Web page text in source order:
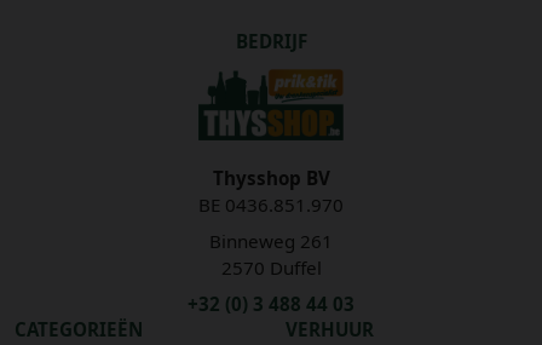
BEDRIJF
Thysshop BV
BE 0436.851.970
Binneweg 261
2570 Duffel
+32 (0) 3 488 44 03
CATEGORIEËN
VERHUUR